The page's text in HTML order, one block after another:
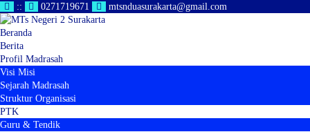
:: 0271719671 mtsnduasurakarta@gmail.com
Beranda
Berita
Profil Madrasah
Visi Misi
Sejarah Madrasah
Struktur Organisasi
PTK
Guru & Tendik